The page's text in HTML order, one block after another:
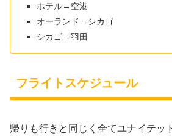
ホテル→空港
オーランド→シカゴ
シカゴ→羽田
フライトスケジュール
帰りも行きと同じく全てユナイテッ